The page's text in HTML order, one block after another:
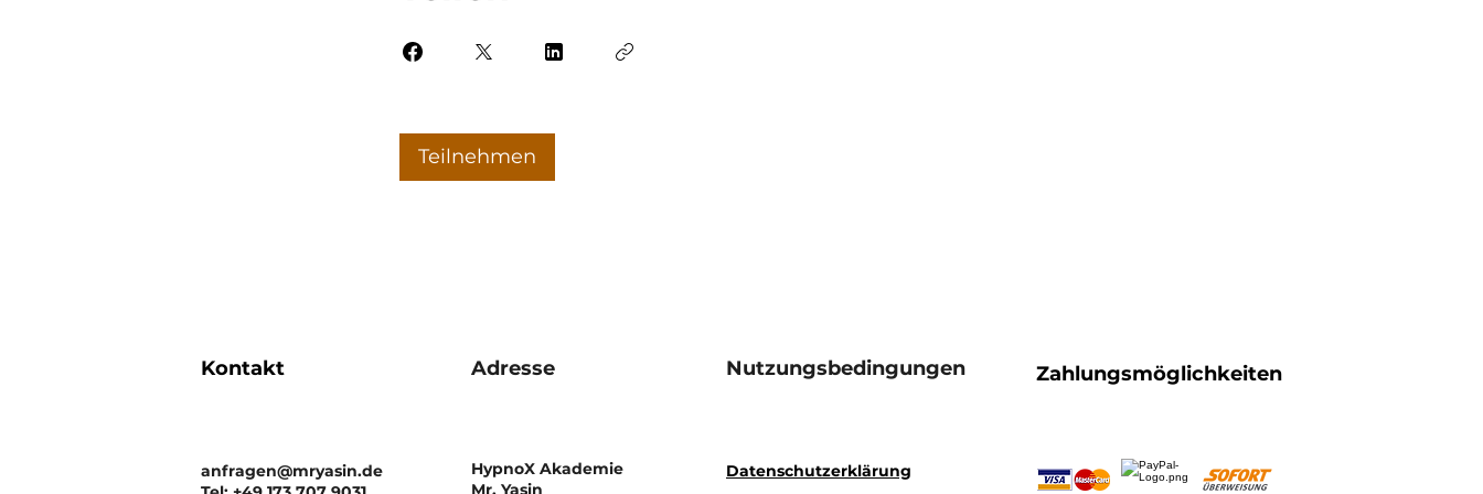
Teilnehmen
Kontakt
anfragen@mryasin.de
Adresse Nutzungsbedingungen Zahlungsmöglichkeiten
HypnoX Akademie
Mr. Yasin
Datenschutzerklärung